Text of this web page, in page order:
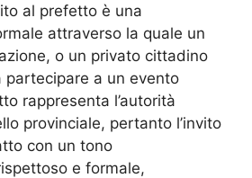
al prefetto è una
attraverso la quale un
o un privato cittadino
a un evento
rappresenta l’autorità
provinciale, pertanto l’invito
con un tono
e formale,